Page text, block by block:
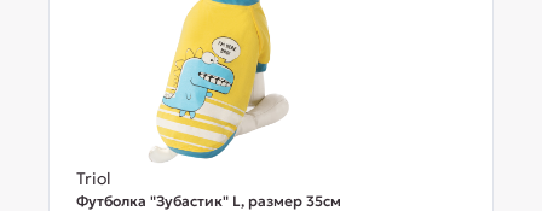
Triol
Футболка "Зубастик" L, размер 35см